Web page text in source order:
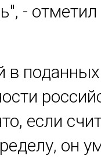
-
в
если
он